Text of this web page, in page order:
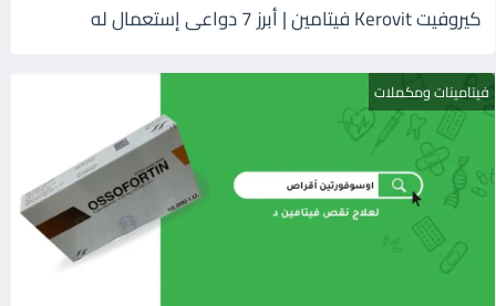
كيروفيت Kerovit فيتامين | أبرز 7 دواعى إستعمال له
فيتامينات ومكملات